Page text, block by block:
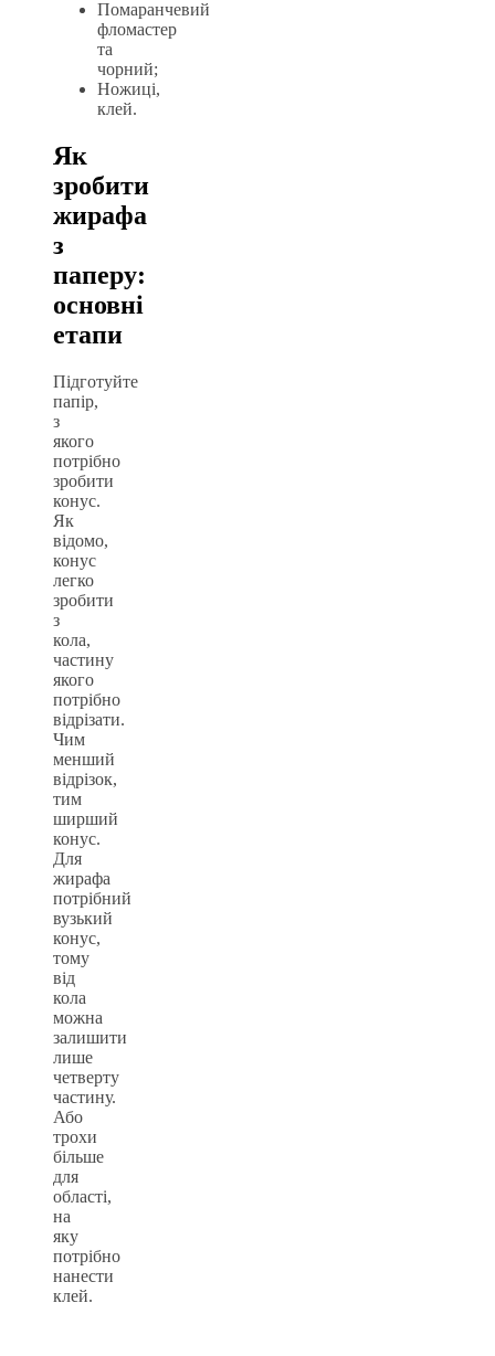
Помаранчевий
фломастер
та
чорний;
Ножиці,
клей.
Як
зробити
жирафа
з
паперу:
основні
етапи
Підготуйте
папір,
з
якого
потрібно
зробити
конус.
Як
відомо,
конус
легко
зробити
з
кола,
частину
якого
потрібно
відрізати.
Чим
менший
відрізок,
тим
ширший
конус.
Для
жирафа
потрібний
вузький
конус,
тому
від
кола
можна
залишити
лише
четверту
частину.
Або
трохи
більше
для
області,
на
яку
потрібно
нанести
клей.